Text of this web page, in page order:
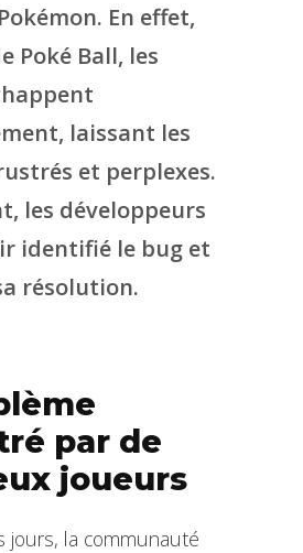
En effet,
Poké Ball, les
laissant les
et perplexes.
les développeurs
identifié le bug et
résolution.
par de
joueurs
jours, la communauté